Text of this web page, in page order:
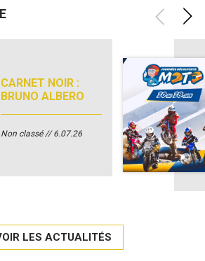
CARNET NOIR :
BRUNO ALBERO
Non classé 6.07.26
LES ACTUALITÉS